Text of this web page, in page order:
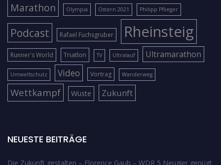
Marathon Olympia Ostern 2021 Philipp Pflieger
Podcast Rafael Fuchsgruber Rheinsteig
Runner's World Triatlon TV Ultralauf Ultramarathon
Umweltschutz Video Vortrag Wanderweg
Wettkampf Wüste Zukunft
NEUESTE BEITRÄGE
Die Zukunft gestalten – Florence Gaub – WDR 5 Neugier genügt